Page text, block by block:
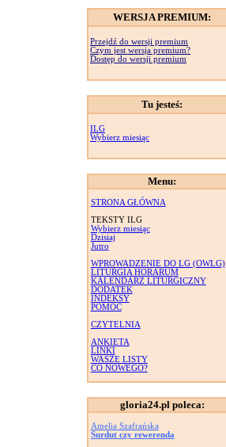
WERSJA PREMIUM:
Przejdź do wersji premium
Czym jest wersja premium?
Dostęp do wersji premium
Tu jesteś:
ILG
Wybierz miesiąc
Menu:
STRONA GŁÓWNA
TEKSTY ILG
Wybierz miesiąc
Dzisiaj
Jutro
WPROWADZENIE DO LG (OWLG)
LITURGIA HORARUM
KALENDARZ LITURGICZNY
DODATEK
INDEKSY
POMOC
CZYTELNIA
ANKIETA
LINKI
WASZE LISTY
CO NOWEGO?
gloria24.pl poleca:
Amelia Szafrańska
Surdut czy rewerenda